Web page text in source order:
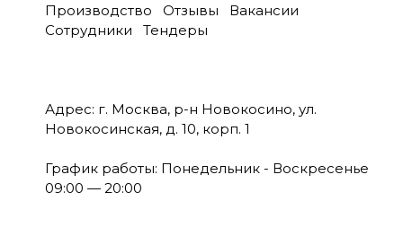
Производство
Отзывы
Вакансии
Сотрудники
Тендеры
Адрес: г. Москва, р-н Новокосино, ул.
Новокосинская, д. 10, корп. 1
График работы: Понедельник - Воскресенье
09:00 — 20:00